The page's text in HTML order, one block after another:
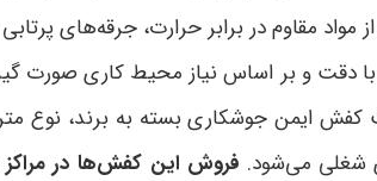
مقاوم در برابر حرارت، جرقه‌های
و بر اساس نیاز محیط کاری صورت
ایمن جوشکاری بسته به برند، نوع
شغلی می‌شود. فروش این کفش‌ها در مراکز